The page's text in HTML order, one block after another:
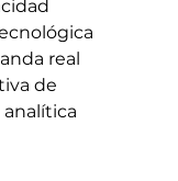
real
de